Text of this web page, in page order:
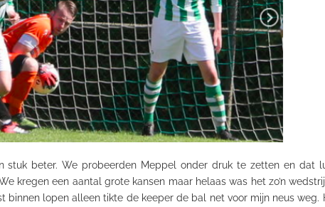
stuk beter. We probeerden Meppel onder druk te zetten en dat
kregen een aantal grote kansen maar helaas was het zo’n
binnen lopen alleen tikte de keeper de bal net voor mijn neus